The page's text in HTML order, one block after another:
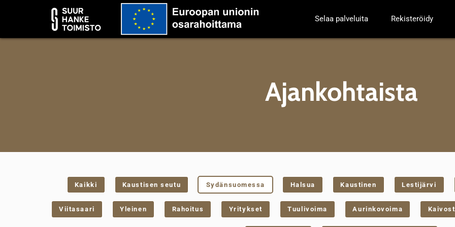
Selaa palveluita Rekisteröidy
Ajankohtaista
Kaikki Kaustisen seutu Sydänsuomessa Halsua Kaustinen Lestijärvi
Viitasaari Yleinen Rahoitus Yritykset Tuulivoima Aurinkovoima